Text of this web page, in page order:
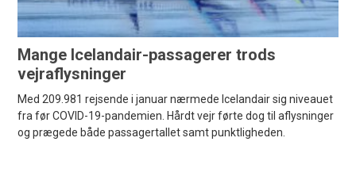
Mange Icelandair-passagerer trods
vejraflysninger
Med 209.981 rejsende i januar nærmede Icelandair sig niveauet
fra før COVID-19-pandemien. Hårdt vejr førte dog til aflysninger
og prægede både passagertallet samt punktligheden.